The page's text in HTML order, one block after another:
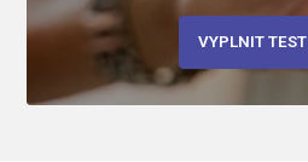
VYPLNIT TEST